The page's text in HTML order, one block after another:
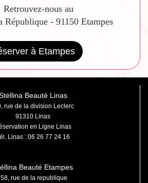
Retrouvez-nous au
République - 91150 Etampes
à Etampes
Beauté Linas
rue de la division Leclerc
91310 Linas
en Ligne Linas
Linas : 06 26 77 24 16
Beauté Etampes
58, rue de la republique